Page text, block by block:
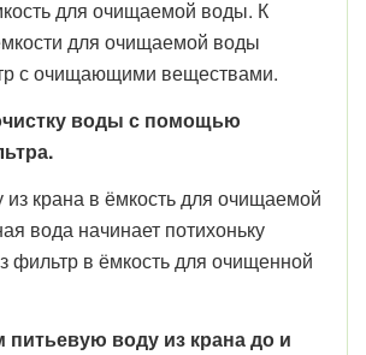
для очищаемой воды. К
для очищаемой воды
с очищающими веществами.
воды с помощью
крана в ёмкость для очищаемой
вода начинает потихоньку
фильтр в ёмкость для очищенной
воду из крана до и